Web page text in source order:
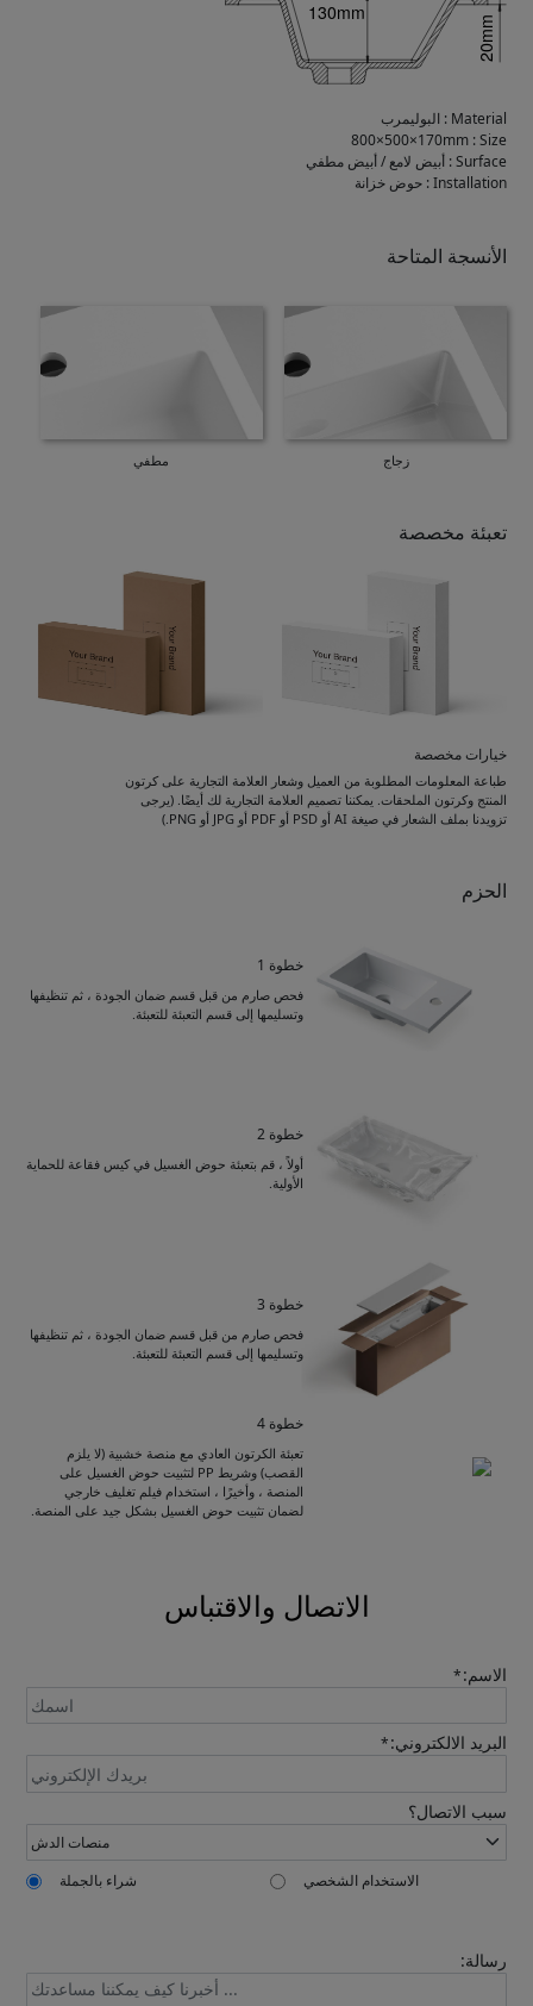
Material
: البوليمرب
Size
:
800×500×170mm
Surface
: أبيض لامع / أبيض مطفي
Installation
: حوض خزانة
الأنسجة المتاحة
زجاج مطفي
تعبئة مخصصة
خيارات مخصصة
طباعة المعلومات المطلوبة من العميل وشعار العلامة التجارية على كرتون
المنتج وكرتون الملحقات. يمكننا تصميم العلامة التجارية لك أيضًا. (يرجى
تزويدنا بملف الشعار في صيغة AI أو PSD أو PDF أو JPG أو PNG.)
الحزم
خطوة 1
فحص صارم من قبل قسم ضمان الجودة ، ثم تنظيفها
وتسليمها إلى قسم التعبئة للتعبئة.
خطوة 2
أولاً ، قم بتعبئة حوض الغسيل في كيس فقاعة للحماية
الأولية.
خطوة 3
فحص صارم من قبل قسم ضمان الجودة ، ثم تنظيفها
وتسليمها إلى قسم التعبئة للتعبئة.
خطوة 4
تعبئة الكرتون العادي مع منصة خشبية (لا يلزم
القصب) وشريط PP لتثبيت حوض الغسيل على
المنصة ، وأخيرًا ، استخدام فيلم تغليف خارجي
لضمان تثبيت حوض الغسيل بشكل جيد على المنصة.
Get Catalogue
Please leave your contact information,the
catalogue will be sent to your mailbox
Send
الاتصال والاقتباس
الاسم:*
البريد الالكتروني:*
سبب الاتصال؟
شراء بالجملة الاستخدام الشخصي
رسالة: